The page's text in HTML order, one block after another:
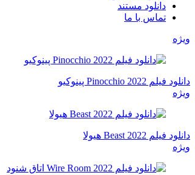
دانلود مستند
تماس با ما
ویژه
دانلود فیلم Pinocchio 2022 پینوکیو
ویژه
دانلود فیلم Beast 2022 هیولا
ویژه